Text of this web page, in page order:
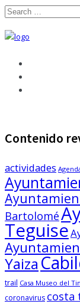
Contenido
actividades
Bartolomé
Teguise
Yaiza
trail Casa Museo del
coronavirus costa